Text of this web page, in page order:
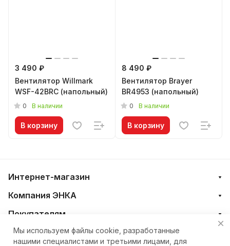
3 490 ₽
Вентилятор Willmark
WSF-42BRC (напольный)
0 В наличии
В корзину
8 490 ₽
Вентилятор Brayer
BR4953 (напольный)
0 В наличии
В корзину
Интернет-магазин
Компания ЭНКА
Покупателям
Мы используем файлы cookie, разработанные
нашими специалистами и третьими лицами, для